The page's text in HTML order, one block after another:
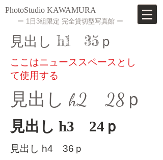
PhotoStudio KAWAMURA
​ー 1日3組限定 完全貸切型写真館 ー
見出し h1 35ｐ
ここはニューススペースとし
て使用する
見出し h2 28ｐ
見出し h3 24ｐ
見出し h4 36ｐ